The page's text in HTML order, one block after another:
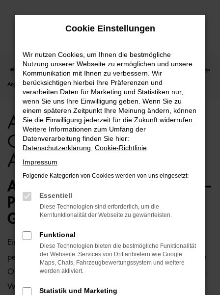
Zum
Startseite Bremen Audi Audi A7 für Bremen Gebrauchtwagen Top
Angebote
Audi A7 für Bremen
Gebrauchtwagen Top
Angebote
AUDI A7 GEBRAUCHTWAGEN –
PERFEKT FÜR BREMEN
GEEIGNET
Ein Audi A7 Gebrauchtwagen und Bremen passen einfach
perfekt zusammen. Dies ließe sich natürlich auch für andere
Orte sagen, denn dieses Modell überzeugt auf ganzer Linie.
Wir von der Auto-Familie Ostermaier arbeiten bereits seit
Cookie Einstellungen
Wir nutzen Cookies, um Ihnen die bestmögliche
Nutzung unserer Webseite zu ermöglichen und unsere
Kommunikation mit Ihnen zu verbessern. Wir
berücksichtigen hierbei Ihre Präferenzen und
verarbeiten Daten für Marketing und Statistiken nur,
wenn Sie uns Ihre Einwilligung geben. Wenn Sie zu
einem späteren Zeitpunkt Ihre Meinung ändern, können
Sie die Einwilligung jederzeit für die Zukunft widerrufen.
Weitere Informationen zum Umfang der
Datenverarbeitung finden Sie hier:
Datenschutzerklärung Cookie-Richtlinie
Impressum
Folgende Kategorien von Cookies werden von uns eingesetzt:
Essentiell
Diese Technologien sind erforderlich, um die
Kernfunktionalität der Webseite zu gewährleisten.
Funktional
Diese Technologien bieten die bestmögliche Funktionalität
der Webseite. Services von Drittanbietern wie Google
Maps, Chats, Fahrzeugbewertungssystem und weitere
werden aktiviert.
Statistik und Marketing